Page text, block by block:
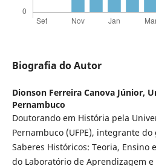
Biografia do Autor
Dionson Ferreira Canova Júnior,
Pernambuco
Doutorando em História pela
Pernambuco (UFPE), integrante
Saberes Históricos: Teoria, Ensino
do Laboratório de Aprendizagem